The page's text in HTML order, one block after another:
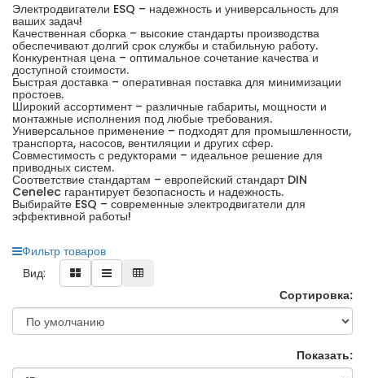
Электродвигатели ESQ – надежность и универсальность для
ваших задач!
Качественная сборка – высокие стандарты производства
обеспечивают долгий срок службы и стабильную работу.
Конкурентная цена – оптимальное сочетание качества и
доступной стоимости.
Быстрая доставка – оперативная поставка для минимизации
простоев.
Широкий ассортимент – различные габариты, мощности и
монтажные исполнения под любые требования.
Универсальное применение – подходят для промышленности,
транспорта, насосов, вентиляции и других сфер.
Совместимость с редукторами – идеальное решение для
приводных систем.
Соответствие стандартам – европейский стандарт DIN
Cenelec гарантирует безопасность и надежность.
Выбирайте ESQ – современные электродвигатели для
эффективной работы!
Фильтр товаров
Вид:
Сортировка:
Показать: